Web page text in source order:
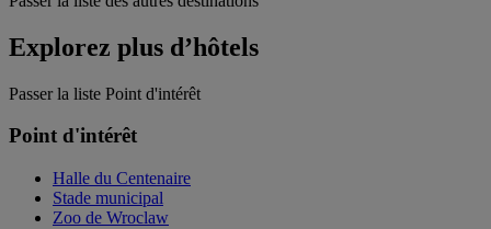
Explorez plus d’hôtels
Passer la liste Point d'intérêt
Point d'intérêt
Halle du Centenaire
Stade municipal
Zoo de Wroclaw